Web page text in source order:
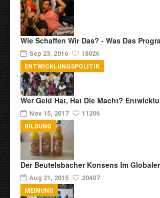
Wie Schaffen Wir Das? - Was Das
Sep 23, 2016 18026
Wer Geld Hat, Hat Die Macht?
Nov 15, 2017 11206
ENTWICKLUNGSPOLITIK
Der Beutelsbacher Konsens Im
Aug 21, 2015 20407
BILDUNG
MEINUNG